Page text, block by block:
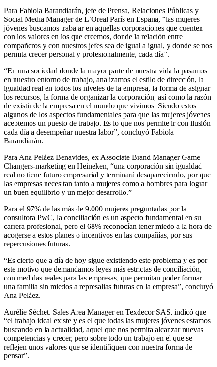
Para Fabiola Barandiarán, jefe de Prensa, Relaciones Públicas y
Social Media Manager de L’Oreal París en España, “las mujeres
jóvenes buscamos trabajar en aquellas corporaciones que cuenten
con los valores en los que creemos, donde la relación entre
compañeros y con nuestros jefes sea de igual a igual, y donde se nos
permita crecer personal y profesionalmente, cada día”.
“En una sociedad donde la mayor parte de nuestra vida la pasamos
en nuestro entorno de trabajo, analizamos el estilo de dirección, la
igualdad real en todos los niveles de la empresa, la forma de asignar
los recursos, la forma de organizar la corporación, así como la razón
de existir de la empresa en el mundo que vivimos. Siendo estos
algunos de los aspectos fundamentales para que las mujeres jóvenes
aceptemos un puesto de trabajo. Es lo que nos permite ir con ilusión
cada día a desempeñar nuestra labor”, concluyó Fabiola
Barandiarán.
Para Ana Peláez Benavides, ex Associate Brand Manager Game
Changers-marketing en Heineken, “una corporación sin igualdad
real no tiene futuro empresarial y terminará desapareciendo, por que
las empresas necesitan tanto a mujeres como a hombres para lograr
un buen equilibrio y un mejor desarrollo.”
Para el 97% de las más de 9.000 mujeres preguntadas por la
consultora PwC, la conciliación es un aspecto fundamental en su
carrera profesional, pero el 68% reconocían tener miedo a la hora de
acogerse a estos planes o incentivos en las compañías, por sus
repercusiones futuras.
“Es cierto que a día de hoy sigue existiendo este problema y es por
este motivo que demandamos leyes más estrictas de conciliación,
con medidas reales para las empresas, que permitan poder formar
una familia sin miedos a represalias futuras en la empresa”, concluyó
Ana Peláez.
Aurélie Séchet, Sales Area Manager en Texdecor SAS, indicó que
“el trabajo ideal existe y es el que todas las mujeres jóvenes estamos
buscando en la actualidad, aquel que nos permita alcanzar nuevas
competencias y crecer, pero sobre todo un trabajo en el que se
reflejen unos valores que se identifiquen con nuestra forma de
pensar”.